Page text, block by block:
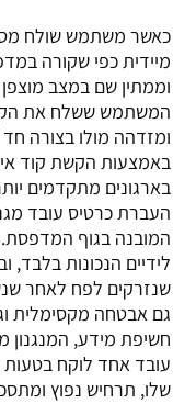
כאשר משתמש שולח
מיידית כפי שקורה
וממתין שם במצב
המשתמש ששלח את
ומזדהה מולו בצורה
באמצעות הקשת קוד
בארגונים מתקדמים
העברת כרטיס עובד
המובנה בגוף
לידיים הנכונות בלבד,
שנזרקים לפח לאחר
גם אבטחה מקסימלית
חשיפת מידע, המנגנון
עובד אחד לוקח
שלו, תרחיש נפוץ